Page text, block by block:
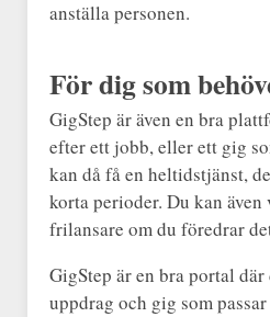
anställa personen.
För dig som
GigStep är även en bra
efter ett jobb, eller ett gig
kan då få en heltidstjänst,
korta perioder. Du kan även
frilansare om du föredrar
GigStep är en bra portal
uppdrag och gig som